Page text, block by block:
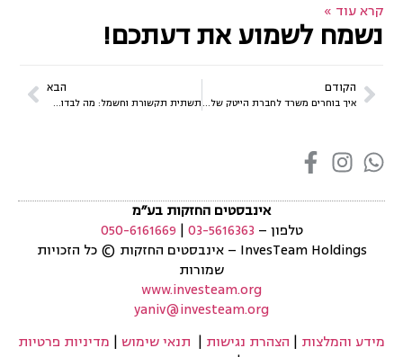
קרא עוד »
נשמח לשמוע את דעתכם!
הקודם
איך בוחרים משרד לחברת הייטק של 50 עובדים ומעלה?
הבא
תשתית תקשורת וחשמל: מה לבדוק לפני ששוכרים משרד בקרית אריה
אינבסטים החזקות בע״מ
טלפון – 03-5616363
|
050-6161669
InvesTeam Holdings
–אינבסטים החזקות ©כל הזכויות
שמורות
www.investeam.org
yaniv@investeam.org
מידע והמלצות
הצהרת נגישות תנאי שימוש
מדיניות פרטיות